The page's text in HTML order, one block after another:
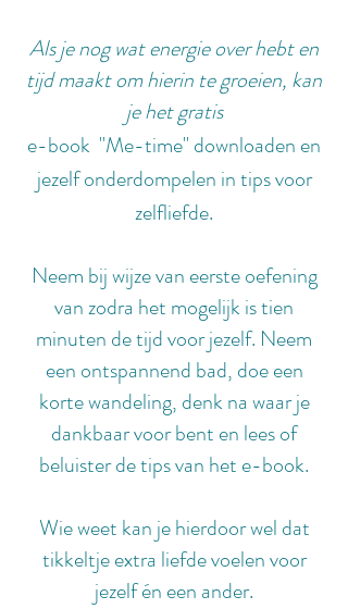
Als je nog wat energie over hebt en
tijd maakt om hierin te groeien, kan
je het gratis
e-book "Me-time" downloaden en
jezelf onderdompelen in tips voor
zelfliefde.
Neem bij wijze van eerste oefening
van zodra het mogelijk is tien
minuten de tijd voor jezelf. Neem
een ontspannend bad, doe een
korte wandeling, denk na waar je
dankbaar voor bent en lees of
beluister de tips van het e-book.
Wie weet kan je hierdoor wel dat
tikkeltje extra liefde voelen voor
jezelf én een ander.